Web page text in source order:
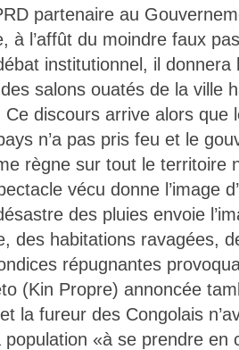
partenaire au
à l’affût du moindre faux
institutionnel, il donnera
salons ouatés de la ville
discours arrive alors que
n’a pas pris feu et le
règne sur tout le territoire
vécu donne l’image
des pluies envoie
des habitations ravagées,
répugnantes
(Kin Propre) annoncée
la fureur des Congolais
population «à se prendre en